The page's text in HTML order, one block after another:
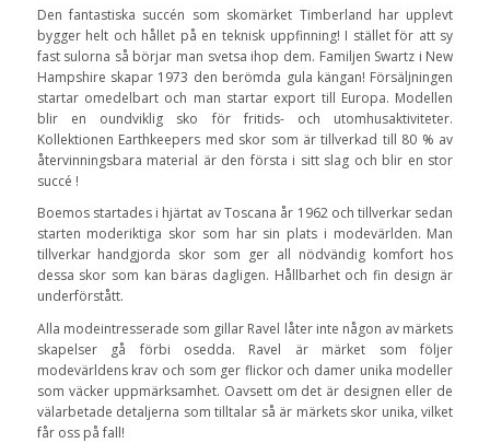
Den fantastiska succén som skomärket Timberland har upplevt
bygger helt och hållet på en teknisk uppfinning! I stället för att sy
fast sulorna så börjar man svetsa ihop dem. Familjen Swartz i New
Hampshire skapar 1973 den berömda gula kängan! Försäljningen
startar omedelbart och man startar export till Europa. Modellen
blir en oundviklig sko för fritids- och utomhusaktiviteter.
Kollektionen Earthkeepers med skor som är tillverkad till 80 % av
återvinningsbara material är den första i sitt slag och blir en stor
succé !
Boemos startades i hjärtat av Toscana år 1962 och tillverkar sedan
starten moderiktiga skor som har sin plats i modevärlden. Man
tillverkar handgjorda skor som ger all nödvändig komfort hos
dessa skor som kan bäras dagligen. Hållbarhet och fin design är
underförstått.
Alla modeintresserade som gillar Ravel låter inte någon av märkets
skapelser gå förbi osedda. Ravel är märket som följer
modevärldens krav och som ger flickor och damer unika modeller
som väcker uppmärksamhet. Oavsett om det är designen eller de
välarbetade detaljerna som tilltalar så är märkets skor unika, vilket
får oss på fall!